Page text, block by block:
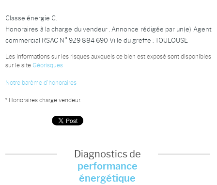
Classe énergie C.
Honoraires à la charge du vendeur . Annonce rédigée par un(e) Agent
commercial RSAC N° 929 884 690 Ville du greffe : TOULOUSE
Les informations sur les risques auxquels ce bien est exposé sont disponibles
sur le site Géorisques
Notre barème d'honoraires
* Honoraires charge vendeur.
Diagnostics de
performance
énergétique